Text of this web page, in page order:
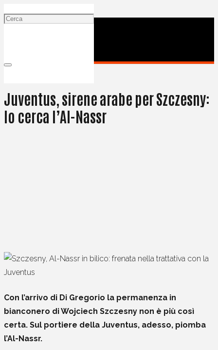
Juventus, sirene arabe per Szczesny:
lo cerca l’Al-Nassr
Con l’arrivo di Di Gregorio la permanenza in
bianconero di Wojciech Szczesny non è più così
certa. Sul portiere della Juventus, adesso, piomba
l’Al-Nassr.